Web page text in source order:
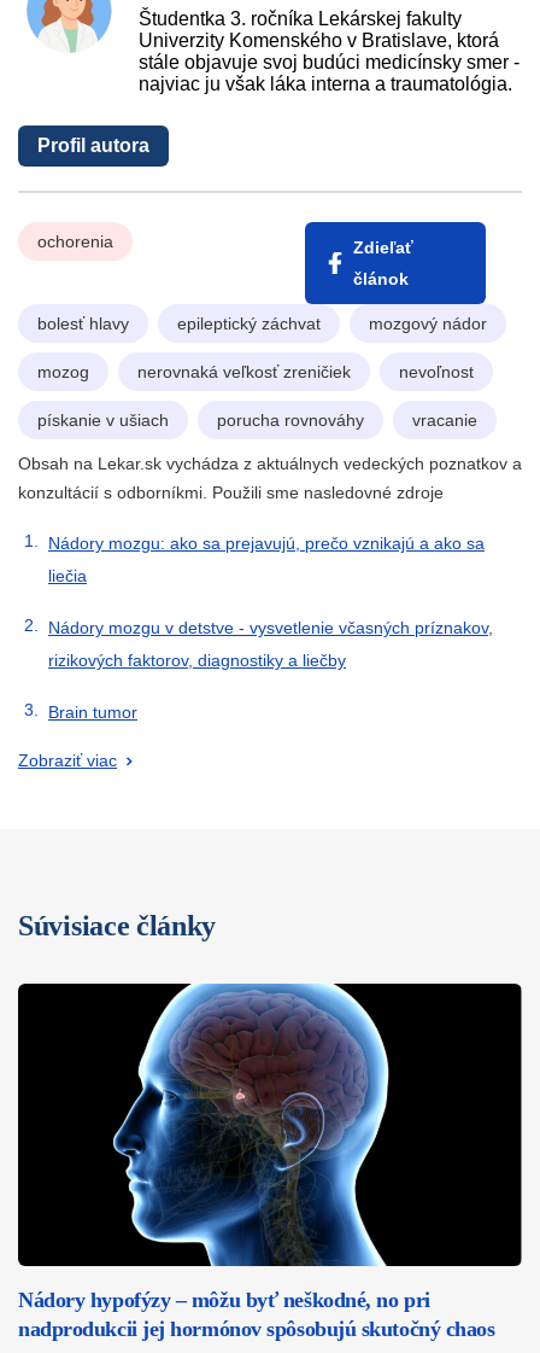
Študentka 3. ročníka Lekárskej fakulty
Univerzity Komenského v Bratislave, ktorá
stále objavuje svoj budúci medicínsky smer -
najviac ju však láka interna a traumatológia.
Profil autora
ochorenia
Zdieľať
článok
bolesť hlavy epileptický záchvat mozgový nádor
mozog nerovnaká veľkosť zreničiek nevoľnost
pískanie v ušiach porucha rovnováhy vracanie
Obsah na Lekar.sk vychádza z aktuálnych vedeckých poznatkov a
konzultácií s odborníkmi. Použili sme nasledovné zdroje
Nádory mozgu: ako sa prejavujú, prečo vznikajú a ako sa
liečia
Nádory mozgu v detstve - vysvetlenie včasných príznakov,
rizikových faktorov, diagnostiky a liečby
Brain tumor
Zobraziť viac
Súvisiace články
Nádory hypofýzy – môžu byť neškodné, no pri
nadprodukcii jej hormónov spôsobujú skutočný chaos